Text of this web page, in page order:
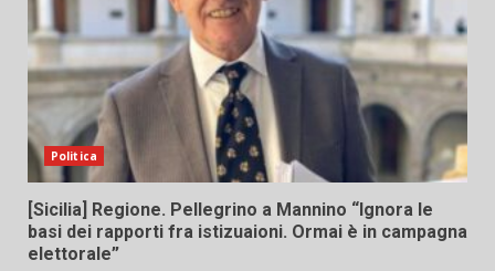
Politica
[Sicilia] Regione. Pellegrino a Mannino “Ignora le
basi dei rapporti fra istizuaioni. Ormai è in campagna
elettorale”